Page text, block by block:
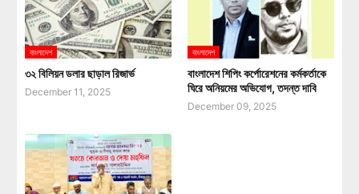
বাংলাদেশ
৩২ বিলিয়ন ডলার ছাড়াল রিজার্ভ
December 11, 2025
বাংলাদেশ
বাংলাদেশ শিপিং কর্পোরেশনের কর্মকর্তাকে
ঘিরে অনিয়মের অভিযোগ, তদন্ত দাবি
December 09, 2025